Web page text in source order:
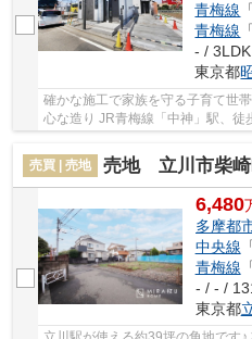
青梅線
青梅線
- /
東京都
確かな施工で家族を守る子育て世
心な造り JR青梅線「中神」駅、
売買 | 売地
売地 立川市柴
6,480
多摩都
中央線
青梅線
- / - /
東京都